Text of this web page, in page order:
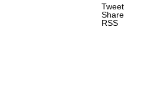
Tweet
Share
RSS